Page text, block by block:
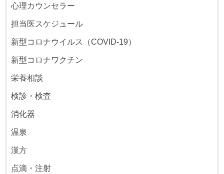
心理カウンセラー
担当医スケジュール
新型コロナウイルス（COVID-19）
新型コロナワクチン
栄養相談
検診・検査
消化器
温泉
漢方
点滴・注射